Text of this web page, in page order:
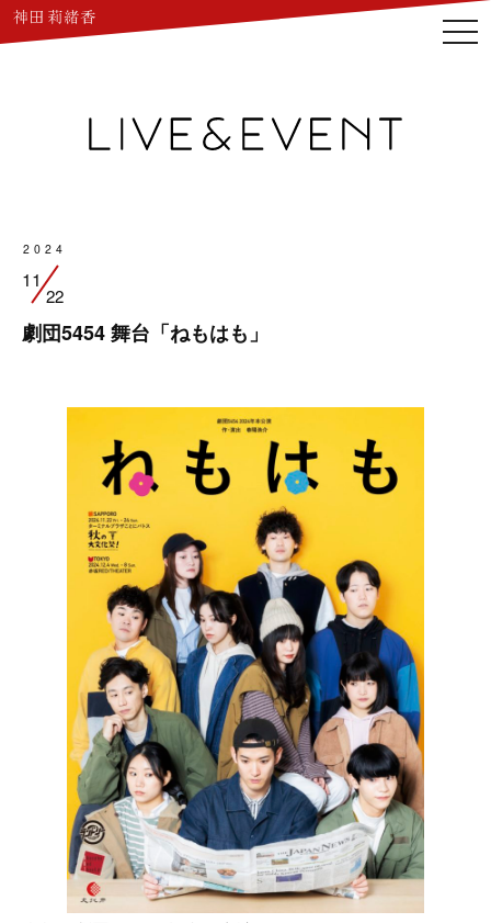
2024
11
22
劇団5454 舞台「ねもはも」